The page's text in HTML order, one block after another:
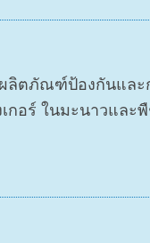
ผลิตภัณฑ์ป้องกันแล
กอร์ ในมะนาวและ